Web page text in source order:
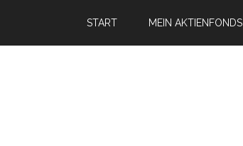
START MEIN AKTIENFONDS